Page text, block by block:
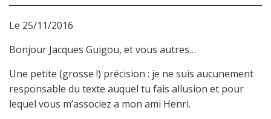
Le 25/11/2016
Bonjour Jacques Guigou, et vous autres…
Une petite (grosse !) précision : je ne suis aucunement
responsable du texte auquel tu fais allusion et pour
lequel vous m’associez a mon ami Henri.